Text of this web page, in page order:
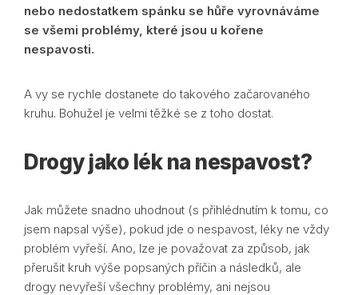
nebo nedostatkem spánku se hůře vyrovnáváme
se všemi problémy, které jsou u kořene
nespavosti.
A vy se rychle dostanete do takového začarovaného
kruhu. Bohužel je velmi těžké se z toho dostat.
Drogy jako lék na nespavost?
Jak můžete snadno uhodnout (s přihlédnutím k tomu, co
jsem napsal výše), pokud jde o nespavost, léky ne vždy
problém vyřeší. Ano, lze je považovat za způsob, jak
přerušit kruh výše popsaných příčin a následků, ale
drogy nevyřeší všechny problémy, ani nejsou